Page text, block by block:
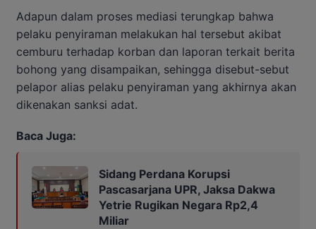
Adapun dalam proses mediasi terungkap bahwa
pelaku penyiraman melakukan hal tersebut akibat
cemburu terhadap korban dan laporan terkait berita
bohong yang disampaikan, sehingga disebut-sebut
pelapor alias pelaku penyiraman yang akhirnya akan
dikenakan sanksi adat.
Baca Juga:
Sidang Perdana Korupsi
Pascasarjana UPR, Jaksa Dakwa
Yetrie Rugikan Negara Rp2,4
Miliar